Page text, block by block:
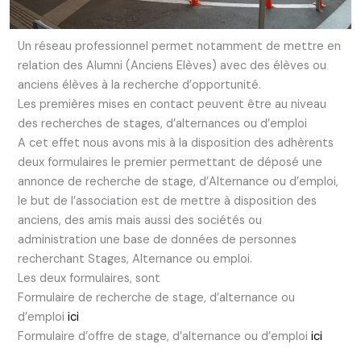
Un réseau professionnel permet notamment de mettre en
relation des Alumni (Anciens Elèves) avec des élèves ou
anciens élèves à la recherche d’opportunité.
Les premières mises en contact peuvent être au niveau
des recherches de stages, d’alternances ou d’emploi
A cet effet nous avons mis à la disposition des adhèrents
deux formulaires le premier permettant de déposé une
annonce de recherche de stage, d’Alternance ou d’emploi,
le but de l’association est de mettre à disposition des
anciens, des amis mais aussi des sociétés ou
administration une base de données de personnes
recherchant Stages, Alternance ou emploi.
Les deux formulaires, sont
Formulaire de recherche de stage, d’alternance ou
d’emploiici
Formulaire d’offre de stage, d’alternance ou d’emploiici